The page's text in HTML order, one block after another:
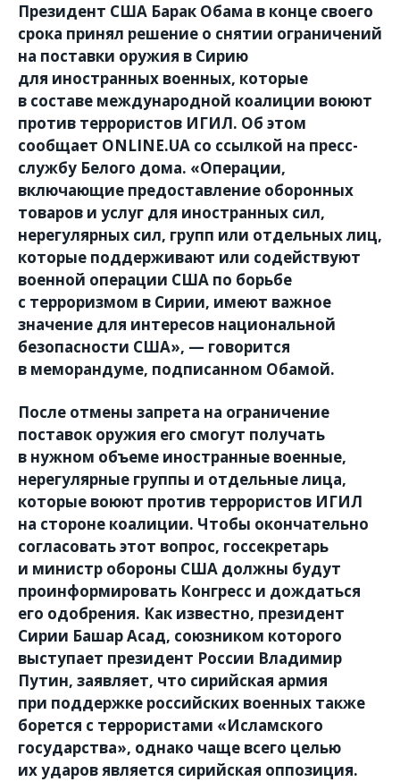
Президент США Барак Обама в конце своего
срока принял решение о снятии ограничений
на поставки оружия в Сирию
для иностранных военных, которые
в составе международной коалиции воюют
против террористов ИГИЛ. Об этом
сообщает ONLINE.UA со ссылкой на пресс-
службу Белого дома. «Операции,
включающие предоставление оборонных
товаров и услуг для иностранных сил,
нерегулярных сил, групп или отдельных лиц,
которые поддерживают или содействуют
военной операции США по борьбе
с терроризмом в Сирии, имеют важное
значение для интересов национальной
безопасности США», — говорится
в меморандуме, подписанном Обамой.
После отмены запрета на ограничение
поставок оружия его смогут получать
в нужном объеме иностранные военные,
нерегулярные группы и отдельные лица,
которые воюют против террористов ИГИЛ
на стороне коалиции. Чтобы окончательно
согласовать этот вопрос, госсекретарь
и министр обороны США должны будут
проинформировать Конгресс и дождаться
его одобрения. Как известно, президент
Сирии Башар Асад, союзником которого
выступает президент России Владимир
Путин, заявляет, что сирийская армия
при поддержке российских военных также
борется с террористами «Исламского
государства», однако чаще всего целью
их ударов является сирийская оппозиция.